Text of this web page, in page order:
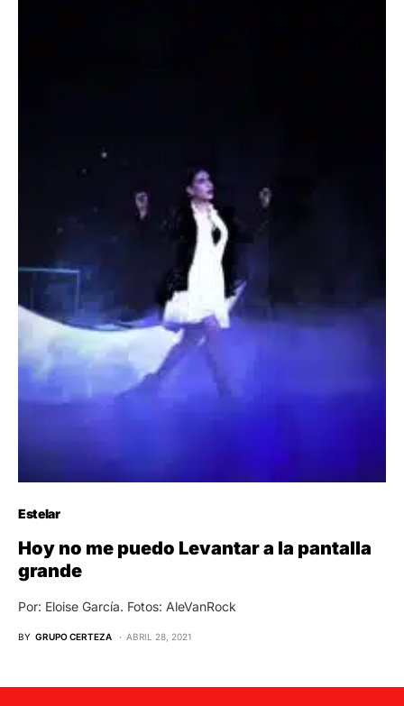
Estelar
Hoy no me puedo Levantar a la pantalla
grande
Por: Eloise García. Fotos: AleVanRock
BY GRUPO CERTEZA ABRIL 28, 2021